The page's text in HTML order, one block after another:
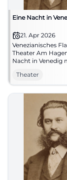
Eine Nacht in
21. Apr 2026
Venezianisches
Theater Am
Nacht in Venedig
Bühne.
Tickets ab 29 €,
Sichern Sie Ihr
jetzt.
Theater